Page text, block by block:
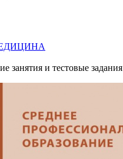
занятия и тестовые задания